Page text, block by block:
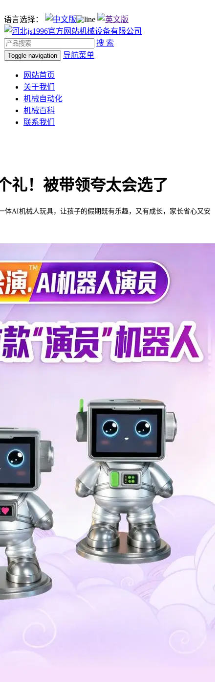
语言选择：
搜 索
Toggle navigation 导航菜单
网站首页
关于我们
机械自动化
机械百科
联系我们
礼！被带领夸太会选了
机械人玩具，让孩子的假期既有乐趣，又有成长，家长省心又安